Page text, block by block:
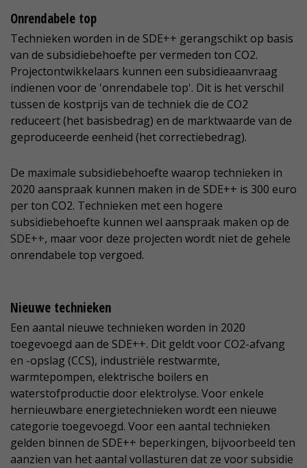
Onrendabele top
Technieken worden in de SDE++ gerangschikt op basis
van de subsidiebehoefte per vermeden ton CO2.
Projectontwikkelaars kunnen een subsidieaanvraag
indienen voor de 'onrendabele top'. Dit is het verschil
tussen de kostprijs van de techniek die de CO2
reduceert (het basisbedrag) en de marktwaarde van de
geproduceerde eenheid (het correctiebedrag).
De maximale subsidiebehoefte waarop technieken in
2020 aanspraak kunnen maken in de SDE++ is 300 euro
per ton CO2. Technieken met een hogere
subsidiebehoefte kunnen wel aanspraak maken op de
SDE++, maar voor deze projecten wordt niet de gehele
onrendabele top vergoed.
Nieuwe technieken
Een aantal nieuwe technieken worden in 2020
toegevoegd aan de SDE++. Dit geldt voor CO2-afvang
en -opslag (CCS), industriële restwarmte,
warmtepompen, elektrische boilers en
waterstofproductie door elektrolyse. Voor enkele
hernieuwbare energietechnieken wordt een nieuwe
categorie toegevoegd. Voor een aantal technieken
gelden binnen de SDE++ beperkingen, bijvoorbeeld ten
aanzien van het aantal vollasturen dat ze voor subsidie